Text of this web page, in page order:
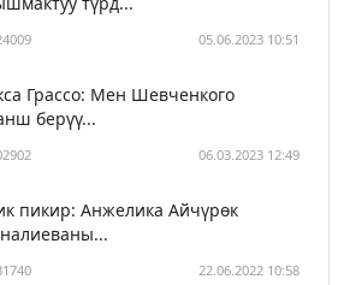
05.06.2023 10:51
Грассо: Мен Шевченкого
берүү...
06.03.2023 12:49
пикир: Анжелика Айчүрөк
22.06.2022 10:58